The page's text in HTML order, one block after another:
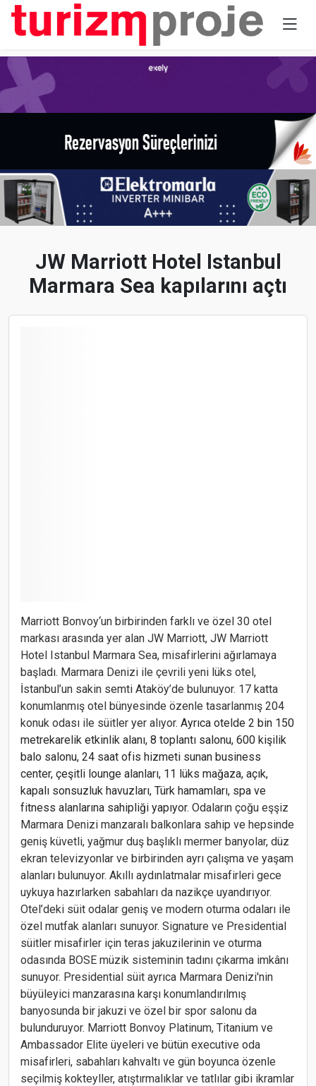
JW Marriott Hotel Istanbul
Marmara Sea kapılarını açtı
Marriott Bonvoy‘un birbirinden farklı ve özel 30 otel
markası arasında yer alan JW Marriott, JW Marriott
Hotel Istanbul Marmara Sea, misafirlerini ağırlamaya
başladı. Marmara Denizi ile çevrili yeni lüks otel,
İstanbul’un sakin semti Ataköy’de bulunuyor. 17 katta
konumlanmış otel bünyesinde özenle tasarlanmış 204
konuk odası ile süitler yer alıyor. Ayrıca otelde 2 bin 150
metrekarelik etkinlik alanı, 8 toplantı salonu, 600 kişilik
balo salonu, 24 saat ofis hizmeti sunan business
center, çeşitli lounge alanları, 11 lüks mağaza, açık,
kapalı sonsuzluk havuzları, Türk hamamları, spa ve
fitness alanlarına sahipliği yapıyor. Odaların çoğu eşşiz
Marmara Denizi manzaralı balkonlara sahip ve hepsinde
geniş küvetli, yağmur duş başlıklı mermer banyolar, düz
ekran televizyonlar ve birbirinden ayrı çalışma ve yaşam
alanları bulunuyor. Akıllı aydınlatmalar misafirleri gece
uykuya hazırlarken sabahları da nazikçe uyandırıyor.
Otel’deki süit odalar geniş ve modern oturma odaları ile
özel mutfak alanları sunuyor. Signature ve Presidential
süitler misafirler için teras jakuzilerinin ve oturma
odasında BOSE müzik sisteminin tadını çıkarma imkânı
sunuyor. Presidential süit ayrıca Marmara Denizi'nin
büyüleyici manzarasına karşı konumlandırılmış
banyosunda bir jakuzi ve özel bir spor salonu da
bulunduruyor. Marriott Bonvoy Platinum, Titanium ve
Ambassador Elite üyeleri ve bütün executive oda
misafirleri, sabahları kahvaltı ve gün boyunca özenle
seçilmiş kokteyller, atıştırmalıklar ve tatlılar gibi ikramlar